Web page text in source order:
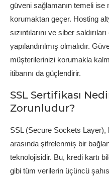
güveni sağlamanın temeli
korumaktan geçer. Hosting
sızıntılarını ve siber
yapılandırılmış olmalıdır.
müşterilerinizi korumakla
itibarını da güçlendirir.
SSL Sertifikası
Zorunludur?
SSL (Secure Sockets Layer),
arasında şifrelenmiş bir
teknolojisidir. Bu, kredi kartı
gibi tüm verilerin üçüncü